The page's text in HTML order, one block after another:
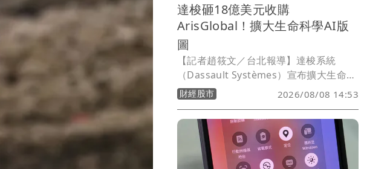
達梭砸18億美元收購
ArisGlobal！擴大生命科學AI版
圖
【記者趙筱文／台北報導】達梭系統
（Dassault Systèmes）宣布擴大生命科
學與AI版圖，已簽署最終協議，計畫以約
18億美元（約台幣540億元）現金收購AI
原生企業級法規遵循平台業者
ArisGlobal，並視未來多年AI相關營收目
標達成情況，額外支付最高2億美元對
價，意味整體交易規模最高可達20億美
財經股市 2026/08/08 14:53